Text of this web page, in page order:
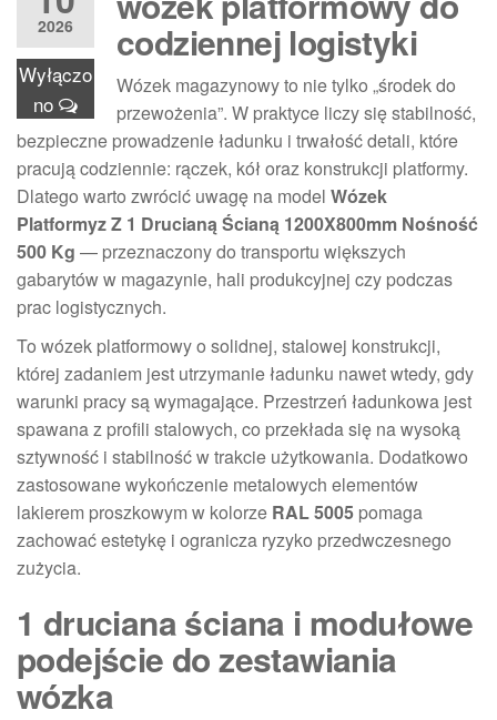
2026
Wyłączo
no
codziennej logistyki
Wózek magazynowy to nie tylko „środek do
przewożenia”. W praktyce liczy się stabilność,
bezpieczne prowadzenie ładunku i trwałość detali, które
pracują codziennie: rączek, kół oraz konstrukcji platformy.
Dlatego warto zwrócić uwagę na model Wózek
Platformyz Z 1 Drucianą Ścianą 1200X800mm Nośność
500 Kg — przeznaczony do transportu większych
gabarytów w magazynie, hali produkcyjnej czy podczas
prac logistycznych.
To wózek platformowy o solidnej, stalowej konstrukcji,
której zadaniem jest utrzymanie ładunku nawet wtedy, gdy
warunki pracy są wymagające. Przestrzeń ładunkowa jest
spawana z profili stalowych, co przekłada się na wysoką
sztywność i stabilność w trakcie użytkowania. Dodatkowo
zastosowane wykończenie metalowych elementów
lakierem proszkowym w kolorze RAL 5005 pomaga
zachować estetykę i ogranicza ryzyko przedwczesnego
zużycia.
1 druciana ściana i modułowe
podejście do zestawiania
wózka